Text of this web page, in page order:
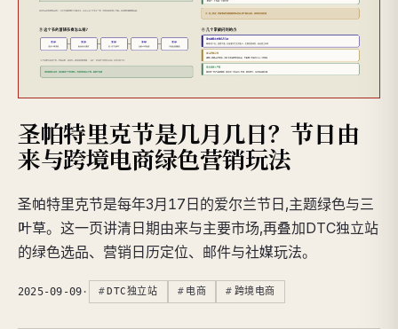
圣帕特里克节是几月几日？节日由
来与跨境电商绿色营销玩法
圣帕特里克节是每年3月17日的爱尔兰节日,主题绿色与三
叶草。这一页讲清日期由来与主要市场,再叠加DTC独立站
的绿色选品、营销日历定位、邮件与社媒玩法。
2025-09-09 · DTC独立站 电商 跨境电商